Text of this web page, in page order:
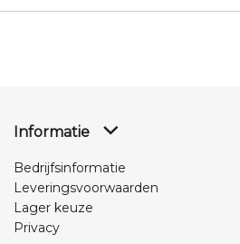
Informatie
Bedrijfsinformatie
Leveringsvoorwaarden
Lager keuze
Privacy